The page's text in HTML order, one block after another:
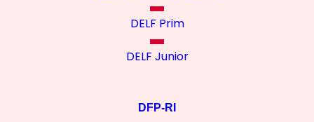
DELF Prim
DELF Junior
DFP-RI